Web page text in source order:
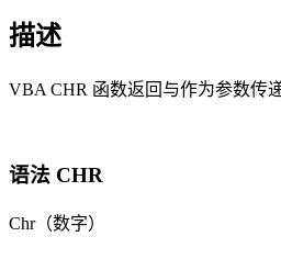
描述
VBA CHR 函数返回与作为参数传
语法 CHR
Chr（数字）